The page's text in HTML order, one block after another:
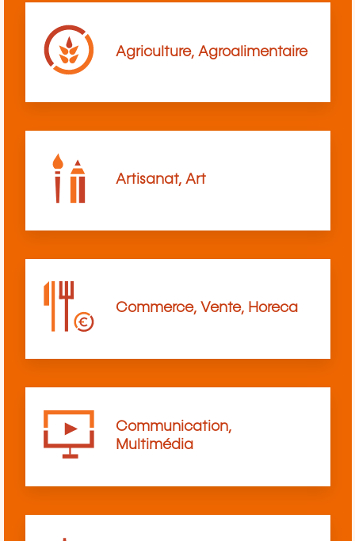
Agriculture, Agroalimentaire
Artisanat, Art
Commerce, Vente, Horeca
Communication,
Multimédia